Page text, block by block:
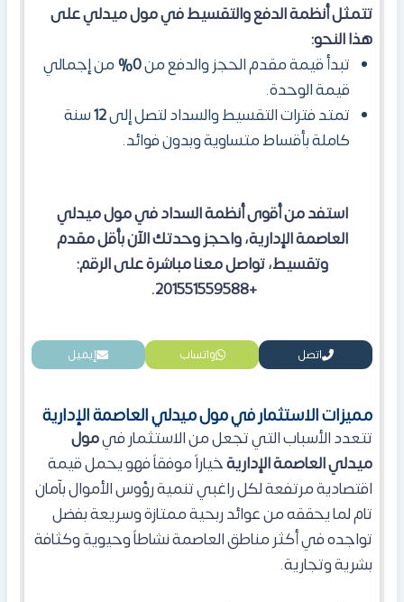
تتمثل أنظمة الدفع والتقسيط في مول ميدلي على
هذا النحو:
تبدأ قيمة مقدم الحجز والدفع من0%
من إجمالي
قيمة الوحدة.
تمتد فترات التقسيط والسداد لتصل إلى12سنة
كاملة بأقساط متساوية وبدون فوائد.
استفد من أقوى أنظمة السداد في مول ميدلي
العاصمة الإدارية، واحجز وحدتك الآن بأقل مقدم
وتقسيط، تواصل معنا مباشرة على الرقم:
+201551559588.
اتصل واتساب إيميل
مميزات الاستثمار في مول ميدلي العاصمة الإدارية
تتعدد الأسباب التي تجعل من الاستثمار فيمول
ميدلي العاصمة الإداريةخياراً موفقاً فهو يحمل قيمة
اقتصادية مرتفعة لكل راغبي تنمية رؤوس الأموال بآمان
تام لما يحققه من عوائد ربحية ممتازة وسريعة بفضل
تواجده في أكثر مناطق العاصمة نشاطاً وحيوية وكثافة
بشرية وتجارية.